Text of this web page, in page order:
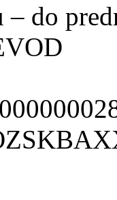
– do